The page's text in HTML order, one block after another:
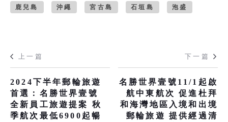
鹿兒島 沖繩 宮古島 石垣島 泡盛
上一篇
2024下半年郵輪旅遊
首選：名勝世界壹號
全新員工旅遊提案 秋
季航次最低6900起暢
下一篇
名勝世界壹號11/1起啟
航中東航次 促進杜拜
和海灣地區入境和出境
郵輪旅遊 提供經過清